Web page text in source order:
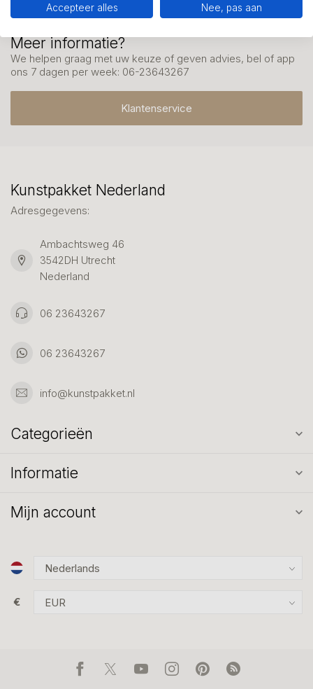
Meer informatie?
We helpen graag met uw keuze of geven advies, bel of app
ons 7 dagen per week: 06-23643267
Klantenservice
Kunstpakket Nederland
Adresgegevens:
Ambachtsweg 46
3542DH Utrecht
Nederland
06 23643267
06 23643267
info@kunstpakket.nl
Categorieën
Informatie
Mijn account
€
Accepteer alles Nee, pas aan